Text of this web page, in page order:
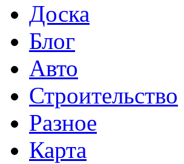
Доска
Блог
Авто
Строительство
Разное
Карта